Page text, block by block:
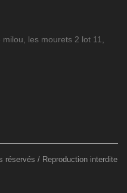
les mourets 2 lot 11,
/ Reproduction interdite